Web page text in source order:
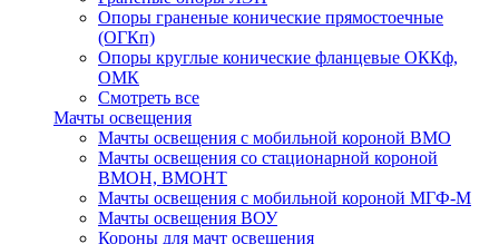
Опоры граненые конические прямостоечные
(ОГКп)
Опоры круглые конические фланцевые ОККф,
ОМК
Смотреть все
Мачты освещения
Мачты освещения с мобильной короной ВМО
Мачты освещения со стационарной короной
ВМОН, ВМОНТ
Мачты освещения с мобильной короной МГФ-М
Мачты освещения ВОУ
Короны для мачт освещения